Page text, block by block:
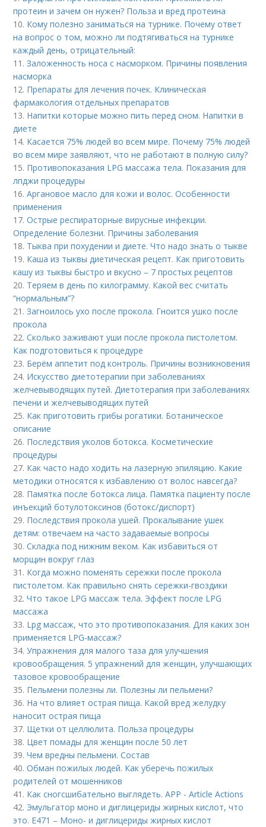
протеин и зачем он нужен? Польза и вред протеина
10. Кому полезно заниматься на турнике. Почему ответ
на вопрос о том, можно ли подтягиваться на турнике
каждый день, отрицательный:
11.Заложенность носа с насморком. Причины появления
насморка
12. Препараты для лечения почек. Клиническая
фармакология отдельных препаратов
13. Напитки которые можно пить перед сном. Напитки в
диете
14. Касается 75% людей во всем мире. Почему 75% людей
во всем мире заявляют, что не работают в полную силу?
15. Противопоказания LPG массажа тела. Показания для
лпджи процедуры
16.Аргановое масло для кожи и волос. Особенности
применения
17.Острые респираторные вирусные инфекции.
Определение болезни. Причины заболевания
18. Тыква при похудении и диете. Что надо знать о тыкве
19. Каша из тыквы диетическая рецепт. Как приготовить
кашу из тыквы быстро и вкусно – 7 простых рецептов
20. Теряем в день по килограмму. Какой вес считать
“нормальным”?
21.Загноилось ухо после прокола. Гноится ушко после
прокола
22.Сколько заживают уши после прокола пистолетом.
Как подготовиться к процедуре
23. Берём аппетит под контроль. Причины возникновения
24. Искусство диетотерапии при заболеваниях
желчевыводящих путей. Диетотерапия при заболеваниях
печени и желчевыводящих путей
25. Как приготовить грибы рогатики. Ботаническое
описание
26. Последствия уколов ботокса. Косметические
процедуры
27. Как часто надо ходить на лазерную эпиляцию. Какие
методики относятся к избавлению от волос навсегда?
28. Памятка после ботокса лица. Памятка пациенту после
инъекций ботулотоксинов (ботокс/диспорт)
29. Последствия прокола ушей. Прокалывание ушек
детям: отвечаем на часто задаваемые вопросы
30.Складка под нижним веком. Как избавиться от
морщин вокруг глаз
31. Когда можно поменять сережки после прокола
пистолетом. Как правильно снять сережки-гвоздики
32.Что такое LPG массаж тела. Эффект после LPG
массажа
33. Lpg массаж, что это противопоказания. Для каких зон
применяется LPG-массаж?
34.Упражнения для малого таза для улучшения
кровообращения. 5 упражнений для женщин, улучшающих
тазовое кровообращение
35. Пельмени полезны ли. Полезны ли пельмени?
36. На что влияет острая пища. Какой вред желудку
наносит острая пища
37. Щетки от целлюлита. Польза процедуры
38. Цвет помады для женщин после 50 лет
39.Чем вредны пельмени. Состав
40.Обман пожилых людей. Как уберечь пожилых
родителей от мошенников
41. Как сногсшибательно выглядеть. APP - Article Actions
42. Эмульгатор моно и диглицериды жирных кислот, что
это. Е471 – Моно- и диглицериды жирных кислот